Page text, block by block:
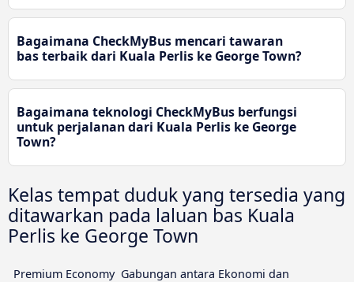
Bagaimana CheckMyBus mencari tawaran
bas terbaik dari Kuala Perlis ke George Town?
Bagaimana teknologi CheckMyBus berfungsi
untuk perjalanan dari Kuala Perlis ke George
Town?
Kelas tempat duduk yang tersedia yang
ditawarkan pada laluan bas Kuala
Perlis ke George Town
Premium Economy Gabungan antara Ekonomi dan